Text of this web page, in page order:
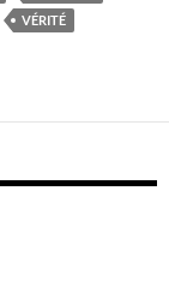
VÉRITÉ